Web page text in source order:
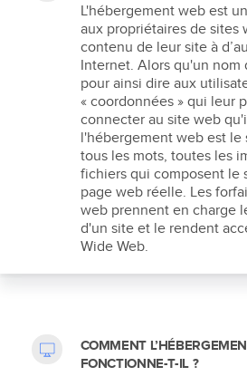
L'hébergement web est
aux propriétaires de sites
contenu de leur site à
Internet. Alors qu'un nom
pour ainsi dire aux
« coordonnées » qui leur
connecter au site web
l'hébergement web est le
tous les mots, toutes les
fichiers qui composent le
page web réelle. Les
web prennent en charge
d'un site et le rendent
Wide Web.
COMMENT
FONCTIONNE-T-IL ?